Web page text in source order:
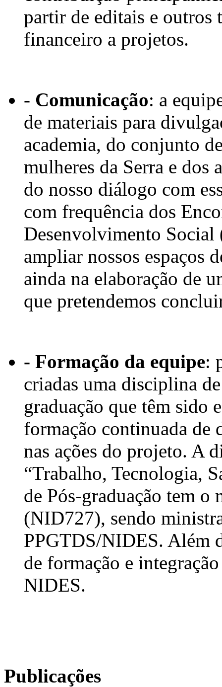
partir de editais e outros
financeiro a projetos.
- Comunicação: a
de materiais para
academia, do conjunto
mulheres da Serra e dos
do nosso diálogo com
com frequência dos
Desenvolvimento Social
ampliar nossos espaços
ainda na elaboração de
que pretendemos
- Formação da equipe:
criadas uma disciplina
graduação que têm sido
formação continuada de
nas ações do projeto. A
“Trabalho, Tecnologia,
de Pós-graduação tem
(NID727), sendo
PPGTDS/NIDES. Além
de formação e
NIDES.
Publicações